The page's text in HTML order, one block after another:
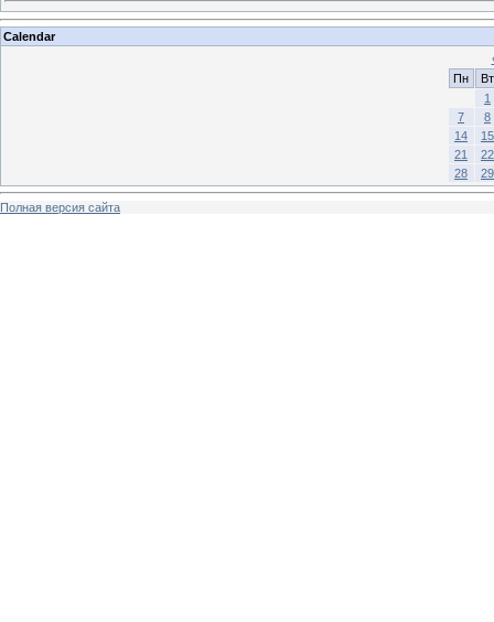
Calendar
Пн
Вт
1
7
8
14
15
21
22
28
29
Полная версия сайта